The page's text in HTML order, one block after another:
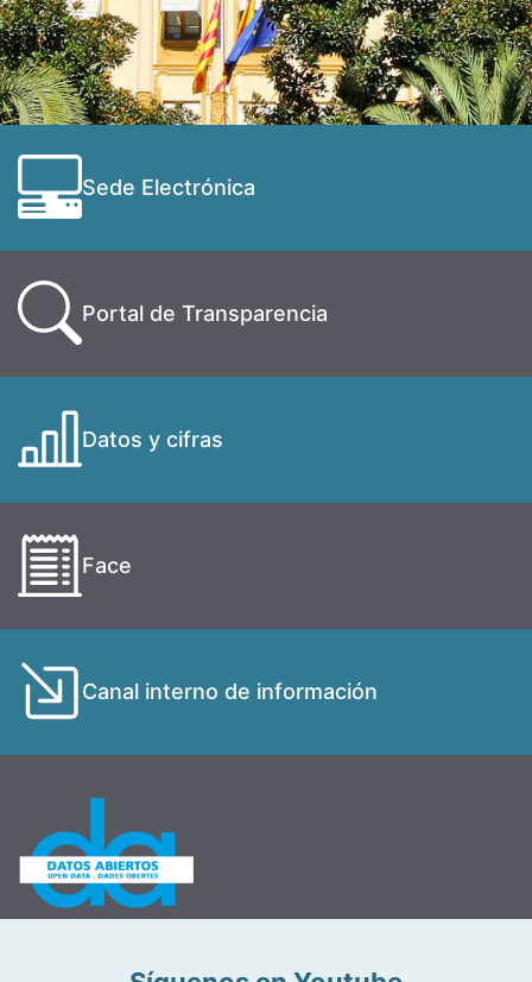
Sede Electrónica
Portal de Transparencia
Datos y cifras
Face
Canal interno de información